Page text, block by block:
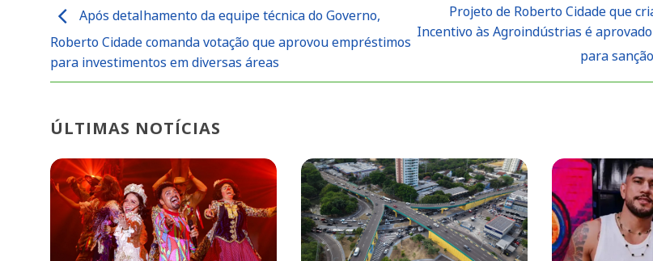
Após detalhamento da equipe técnica do Governo,
Roberto Cidade comanda votação que aprovou empréstimos
para investimentos em diversas áreas
Projeto de Roberto Cidade que
Incentivo às Agroindústrias é
para
ÚLTIMAS NOTÍCIAS